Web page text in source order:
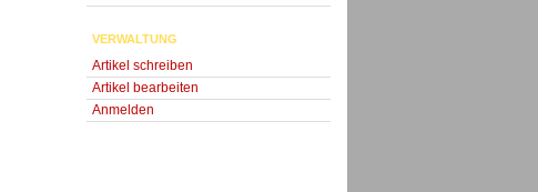
VERWALTUNG
Artikel schreiben
Artikel bearbeiten
Anmelden